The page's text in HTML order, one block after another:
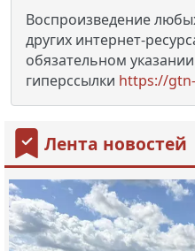
Воспроизведение
других интернет-
обязательном
гиперссылки https://
Лента новостей